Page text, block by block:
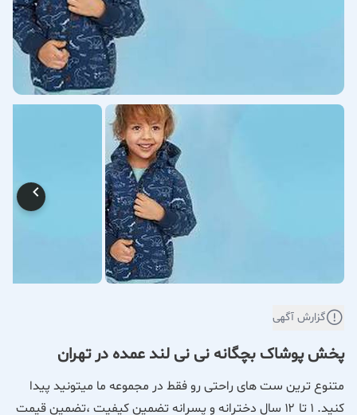
گزارش آگهی
پخش پوشاک بچگانه نی نی لند عمده در تهران
متنوع ترین ست های راحتی رو فقط در مجموعه ما میتونید پیدا
کنید. ۱ تا ۱۲ سال دخترانه و پسرانه تضمین کیفیت ،تضمین قیمت